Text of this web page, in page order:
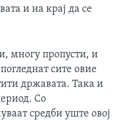
и на крај да се
многу пропусти, и
сите овие
државата. Така и
Со
средби уште овој